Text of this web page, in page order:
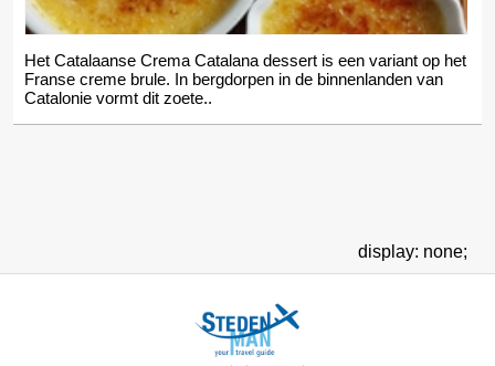
Het Catalaanse Crema Catalana dessert is een variant op het
Franse creme brule. In bergdorpen in de binnenlanden van
Catalonie vormt dit zoete..
display: none;